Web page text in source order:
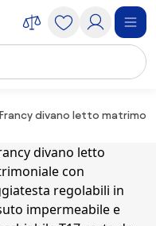
Francy divano letto